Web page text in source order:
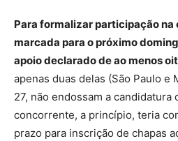
Para formalizar participação na
marcada para o próximo
apoio declarado de ao menos
apenas duas delas (São Paulo e
27, não endossam a candidatura
concorrente, a princípio, teria
prazo para inscrição de chapas